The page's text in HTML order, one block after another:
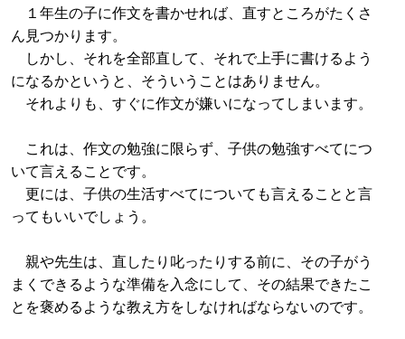
１年生の子に作文を書かせれば、直すところがたくさ
ん見つかります。
しかし、それを全部直して、それで上手に書けるよう
になるかというと、そういうことはありません。
それよりも、すぐに作文が嫌いになってしまいます。
これは、作文の勉強に限らず、子供の勉強すべてにつ
いて言えることです。
更には、子供の生活すべてについても言えることと言
ってもいいでしょう。
親や先生は、直したり叱ったりする前に、その子がう
まくできるような準備を入念にして、その結果できたこ
とを褒めるような教え方をしなければならないのです。